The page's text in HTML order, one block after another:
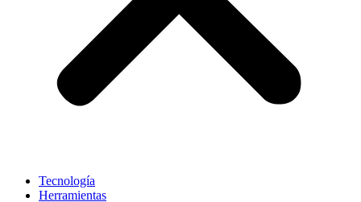
Tecnología
Herramientas